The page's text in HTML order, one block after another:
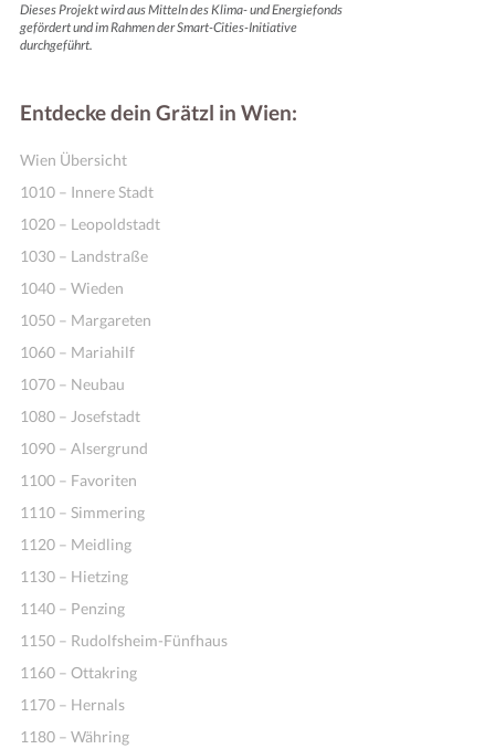
Dieses Projekt wird aus Mitteln des Klima- und Energiefonds
gefördert und im Rahmen der Smart-Cities-Initiative
durchgeführt.
Entdecke dein Grätzl in Wien:
Wien Übersicht
1010 – Innere Stadt
1020 – Leopoldstadt
1030 – Landstraße
1040 – Wieden
1050 – Margareten
1060 – Mariahilf
1070 – Neubau
1080 – Josefstadt
1090 – Alsergrund
1100 – Favoriten
1110 – Simmering
1120 – Meidling
1130 – Hietzing
1140 – Penzing
1150 – Rudolfsheim-Fünfhaus
1160 – Ottakring
1170 – Hernals
1180 – Währing